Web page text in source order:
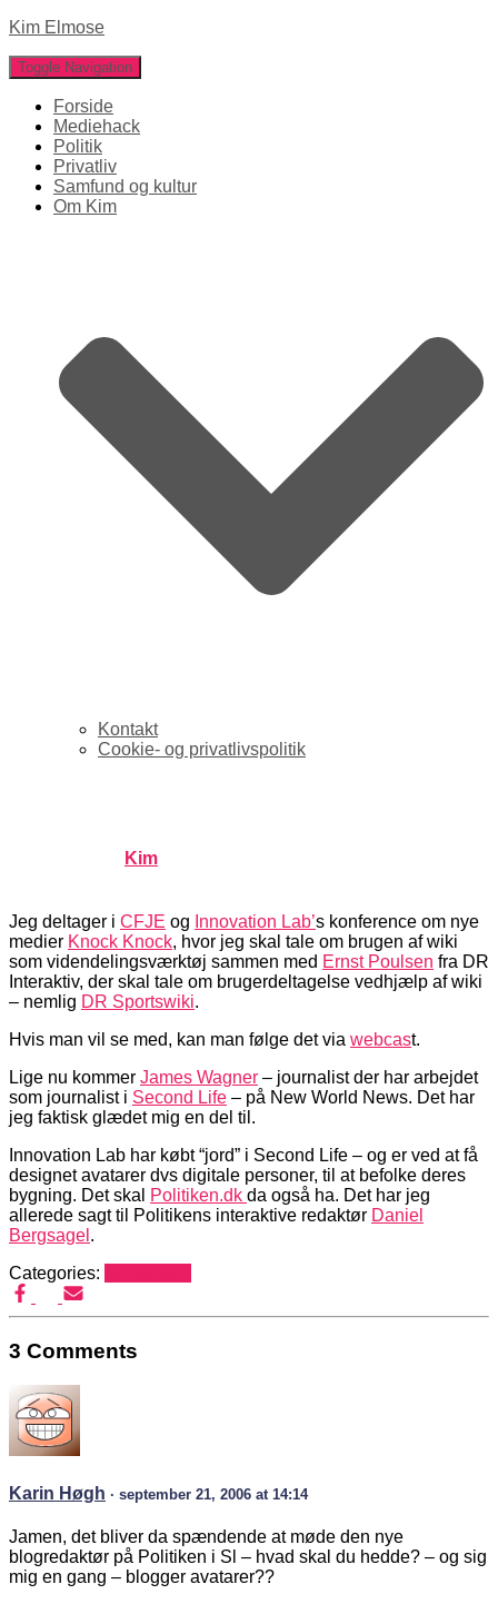
Kim Elmose
Toggle Navigation
Forside
Mediehack
Politik
Privatliv
Samfund og kultur
Om Kim
Kontakt
Cookie- og privatlivspolitik
Kim
Jeg deltager i CFJE og Innovation Lab’s konference om nye
medier Knock Knock, hvor jeg skal tale om brugen af wiki
som videndelingsværktøj sammen med Ernst Poulsen fra DR
Interaktiv, der skal tale om brugerdeltagelse vedhjælp af wiki
– nemlig DR Sportswiki.
Hvis man vil se med, kan man følge det via webcast.
Lige nu kommer James Wagner – journalist der har arbejdet
som journalist i Second Life – på New World News. Det har
jeg faktisk glædet mig en del til.
Innovation Lab har købt “jord” i Second Life – og er ved at få
designet avatarer dvs digitale personer, til at befolke deres
bygning. Det skal
Politiken.dk da også ha. Det har jeg
allerede sagt til Politikens interaktive redaktør Daniel
Bergsagel .
Categories:
3 Comments
Karin Høgh · september 21, 2006 at 14:14
Jamen, det bliver da spændende at møde den nye
blogredaktør på Politiken i Sl – hvad skal du hedde? – og sig
mig en gang – blogger avatarer??